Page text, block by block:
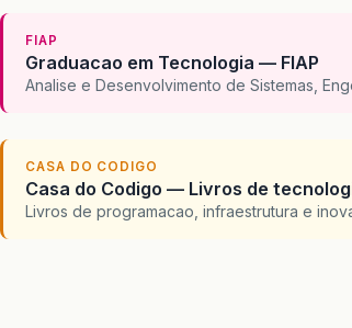
FIAP
Graduacao em Tecnologia — FIAP
Analise e Desenvolvimento de Sistemas,
CASA DO CODIGO
Casa do Codigo — Livros de
Livros de programacao, infraestrutura e